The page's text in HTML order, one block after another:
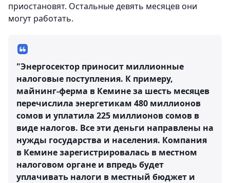
приостановят. Остальные девять месяцев они
могут работать.
"Энергосектор приносит миллионные
налоговые поступления. К примеру,
майнинг-ферма в Кемине за шесть месяцев
перечислила энергетикам 480 миллионов
сомов и уплатила 225 миллионов сомов в
виде налогов. Все эти деньги направлены на
нужды государства и населения. Компания
в Кемине зарегистрировалась в местном
налоговом органе и впредь будет
уплачивать налоги в местный бюджет и